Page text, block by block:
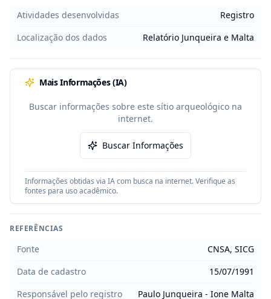
Atividades desenvolvidas
Registro
Localização dos dados
Relatório Junqueira e Malta
Mais Informações (IA)
Buscar informações sobre este sítio arqueológico na
internet.
Buscar Informações
Informações obtidas via IA com busca na internet. Verifique as
fontes para uso acadêmico.
REFERÊNCIAS
Fonte
CNSA, SICG
Data de cadastro
15/07/1991
Responsável pelo registro
Paulo Junqueira - Ione Malta